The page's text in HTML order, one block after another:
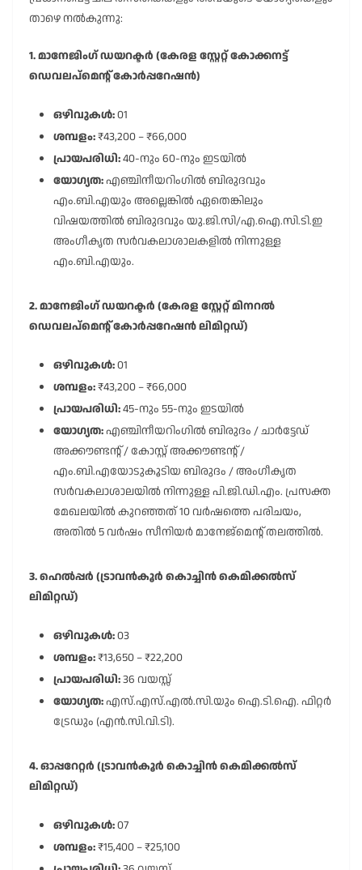
താഴെ നൽകുന്നു:
1. മാനേജിംഗ് ഡയറക്ടർ (കേരള സ്റ്റേറ്റ് കോക്കനട്ട്
ഡെവലപ്മെന്റ് കോർപ്പറേഷൻ)
ഒഴിവുകൾ:01
ശമ്പളം:₹43,200 – ₹66,000
പ്രായപരിധി:40-നും 60-നും ഇടയിൽ
യോഗ്യത:എഞ്ചിനീയറിംഗിൽ ബിരുദവും
എം.ബി.എയും അല്ലെങ്കിൽ ഏതെങ്കിലും
വിഷയത്തിൽ ബിരുദവും യു.ജി.സി/എ.ഐ.സി.ടി.ഇ
അംഗീകൃത സർവകലാശാലകളിൽ നിന്നുള്ള
എം.ബി.എയും.
2. മാനേജിംഗ് ഡയറക്ടർ (കേരള സ്റ്റേറ്റ് മിനറൽ
ഡെവലപ്മെന്റ് കോർപ്പറേഷൻ ലിമിറ്റഡ്)
ഒഴിവുകൾ:01
ശമ്പളം:₹43,200 – ₹66,000
പ്രായപരിധി:45-നും 55-നും ഇടയിൽ
യോഗ്യത:എഞ്ചിനീയറിംഗിൽ ബിരുദം / ചാർട്ടേഡ്
അക്കൗണ്ടന്റ് / കോസ്റ്റ് അക്കൗണ്ടന്റ് /
എം.ബി.എയോടുകൂടിയ ബിരുദം / അംഗീകൃത
സർവകലാശാലയിൽ നിന്നുള്ള പി.ജി.ഡി.എം. പ്രസക്ത
മേഖലയിൽ കുറഞ്ഞത് 10 വർഷത്തെ പരിചയം,
അതിൽ 5 വർഷം സീനിയർ മാനേജ്മെന്റ് തലത്തിൽ.
3. ഹെൽപ്പർ (ട്രാവൻകൂർ കൊച്ചിൻ കെമിക്കൽസ്
ലിമിറ്റഡ്)
ഒഴിവുകൾ:03
ശമ്പളം:₹13,650 – ₹22,200
പ്രായപരിധി:36 വയസ്സ്
യോഗ്യത:എസ്.എസ്.എൽ.സി.യും ഐ.ടി.ഐ. ഫിറ്റർ
ട്രേഡും (എൻ.സി.വി.ടി).
4. ഓപ്പറേറ്റർ (ട്രാവൻകൂർ കൊച്ചിൻ കെമിക്കൽസ്
ലിമിറ്റഡ്)
ഒഴിവുകൾ:07
ശമ്പളം:₹15,400 – ₹25,100